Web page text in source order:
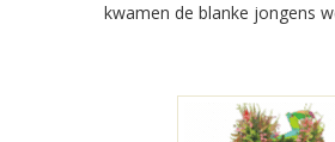
kwamen de blanke jongens